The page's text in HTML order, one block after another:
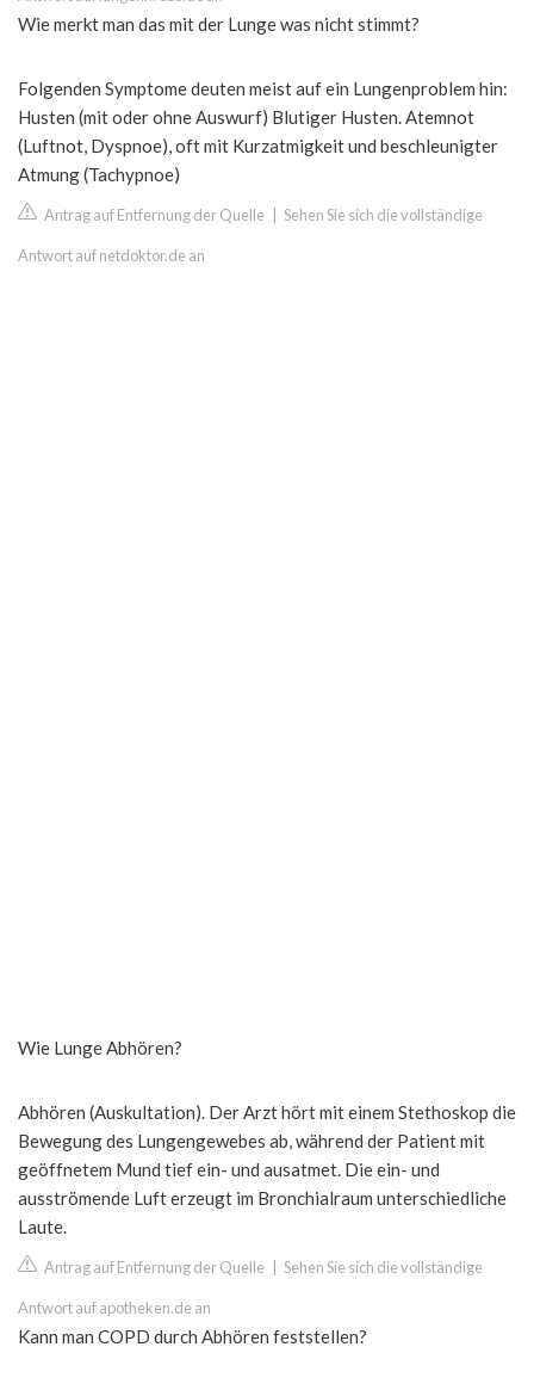
Wie merkt man das mit der Lunge was nicht stimmt?
Folgenden Symptome deuten meist auf ein Lungenproblem hin:
Husten (mit oder ohne Auswurf) Blutiger Husten. Atemnot
(Luftnot, Dyspnoe), oft mit Kurzatmigkeit und beschleunigter
Atmung (Tachypnoe)
Antrag auf Entfernung der Quelle Sehen Sie sich die vollständige
Antwort auf netdoktor.de an
Wie Lunge Abhören?
Abhören (Auskultation). Der Arzt hört mit einem Stethoskop die
Bewegung des Lungengewebes ab, während der Patient mit
geöffnetem Mund tief ein- und ausatmet. Die ein- und
ausströmende Luft erzeugt im Bronchialraum unterschiedliche
Laute.
Antrag auf Entfernung der Quelle Sehen Sie sich die vollständige
Antwort auf apotheken.de an
Kann man COPD durch Abhören feststellen?